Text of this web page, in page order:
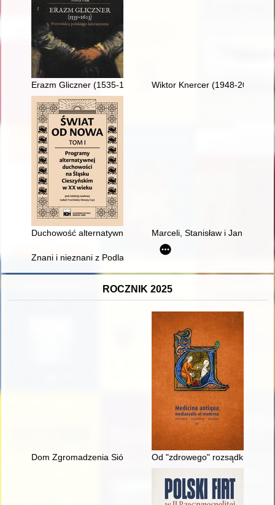
Erazm Gliczner (1535-1603) : przywódca polskiego
Wiktor Knercer (1948-2023) :
Duchowość alternatywna Śląska Cieszyńskiego w kontekście
Marceli, Stanisław i Jan
Znani i nieznani z Podlasia : biografie naszych babć i
ROCZNIK 2025
Dom Zgromadzenia Sióstr Służebnic Matki Dobrego
Od "zdrowego" rozsądku do